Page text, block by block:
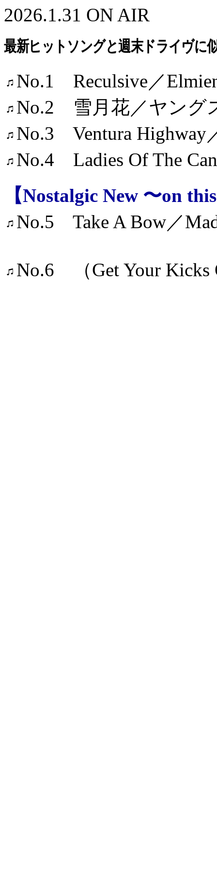
2026.1.31 ON AIR
最新ヒットソングと週末ドライヴに
No.1 Reculsive／
No.2 雪月花／ヤング
No.3 Ventura Highway
No.4 Ladies Of The
【Nostalgic New 〜on
No.5 Take A Bow／
No.6 （Get Your Kicks